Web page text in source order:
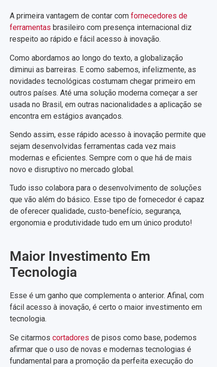
A primeira vantagem de contar com fornecedores de
ferramentas brasileiro com presença internacional diz
respeito ao rápido e fácil acesso à inovação.
Como abordamos ao longo do texto, a globalização
diminui as barreiras. E como sabemos, infelizmente, as
novidades tecnológicas costumam chegar primeiro em
outros países. Até uma solução moderna começar a ser
usada no Brasil, em outras nacionalidades a aplicação se
encontra em estágios avançados.
Sendo assim, esse rápido acesso à inovação permite que
sejam desenvolvidas ferramentas cada vez mais
modernas e eficientes. Sempre com o que há de mais
novo e disruptivo no mercado global.
Tudo isso colabora para o desenvolvimento de soluções
que vão além do básico. Esse tipo de fornecedor é capaz
de oferecer qualidade, custo-benefício, segurança,
ergonomia e produtividade tudo em um único produto!
Maior Investimento Em
Tecnologia
Esse é um ganho que complementa o anterior. Afinal, com
fácil acesso à inovação, é certo o maior investimento em
tecnologia.
Se citarmos cortadores de pisos como base, podemos
afirmar que o uso de novas e modernas tecnologias é
fundamental para a promoção da perfeita execução do